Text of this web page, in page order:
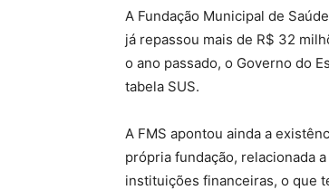
A Fundação Municipal de
já repassou mais de R$ 32
o ano passado, o Governo do
tabela SUS.
A FMS apontou ainda a
própria fundação, relacionada
instituições financeiras, o que